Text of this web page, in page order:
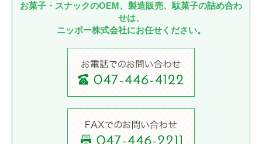
お菓子・スナックのOEM、製造販売、駄菓子の詰め合わ
せは、
ニッポー株式会社にお任せください。